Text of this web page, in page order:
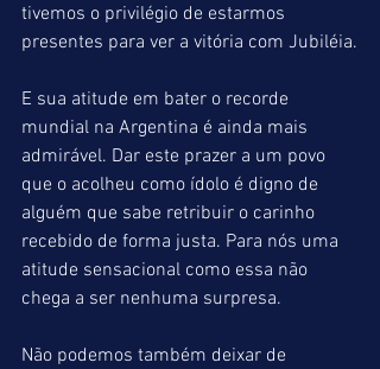
tivemos o privilégio de estarmos
presentes para ver a vitória com Jubiléia.
E sua atitude em bater o recorde
mundial na Argentina é ainda mais
admirável. Dar este prazer a um povo
que o acolheu como ídolo é digno de
alguém que sabe retribuir o carinho
recebido de forma justa. Para nós uma
atitude sensacional como essa não
chega a ser nenhuma surpresa.
Não podemos também deixar de